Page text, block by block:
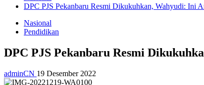
DPC PJS Pekanbaru Resmi Dikukuhkan, Wahyudi: Ini
Nasional
Pendidikan
DPC PJS Pekanbaru Resmi
adminCN 19 Desember 2022